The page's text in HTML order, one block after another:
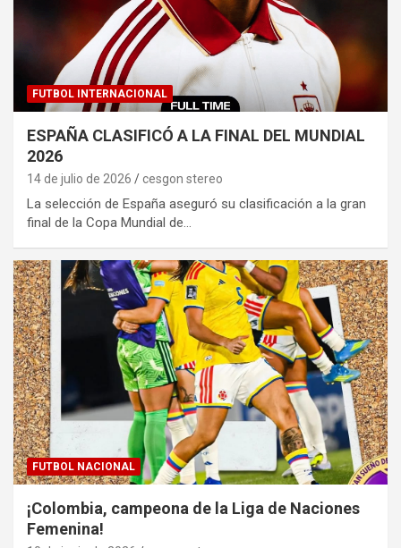
FUTBOL INTERNACIONAL
ESPAÑA CLASIFICÓ A LA FINAL DEL MUNDIAL
2026
14 de julio de 2026 cesgon stereo
La selección de España aseguró su clasificación a la gran
final de la Copa Mundial de…
FUTBOL NACIONAL
¡Colombia, campeona de la Liga de Naciones
Femenina!